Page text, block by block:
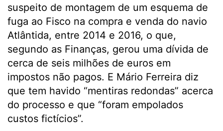
suspeito de montagem de um esquema de
fuga ao Fisco na compra e venda do navio
Atlântida, entre 2014 e 2016, o que,
segundo as Finanças, gerou uma dívida de
cerca de seis milhões de euros em
impostos não pagos. E Mário Ferreira diz
que tem havido “mentiras redondas” acerca
do processo e que “foram empolados
custos fictícios”.